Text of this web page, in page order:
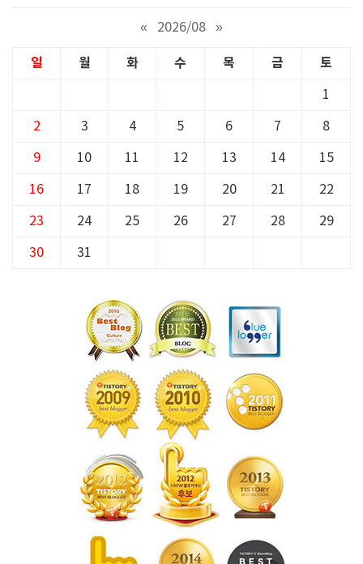
« 2026/08 »
일 월 화 수 목 금 토
1
2 3 4 5 6 7 8
9 10 11 12 13 14 15
16 17 18 19 20 21 22
23 24 25 26 27 28 29
30 31